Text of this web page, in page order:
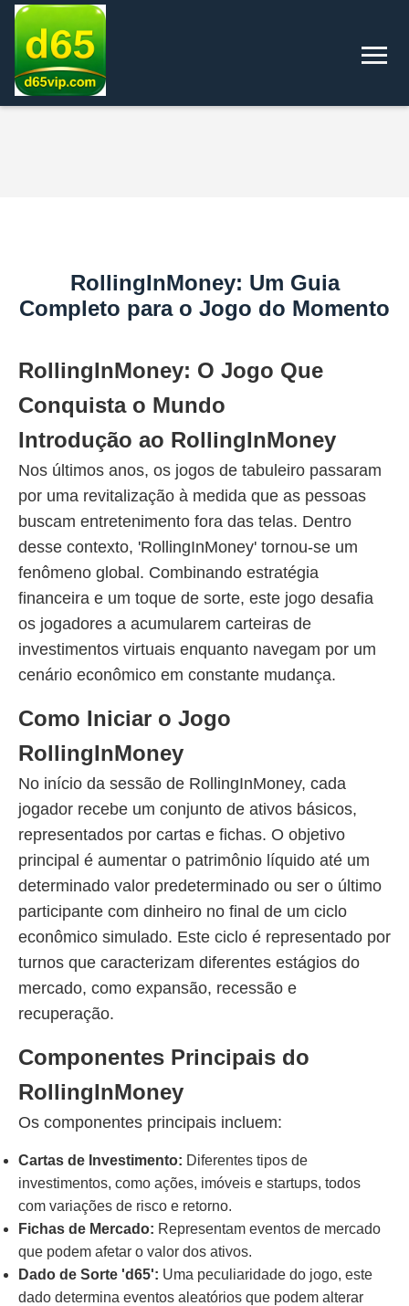
RollingInMoney: Um Guia
Completo para o Jogo do Momento
RollingInMoney: O Jogo Que
Conquista o Mundo
Introdução ao RollingInMoney
Nos últimos anos, os jogos de tabuleiro passaram
por uma revitalização à medida que as pessoas
buscam entretenimento fora das telas. Dentro
desse contexto, 'RollingInMoney' tornou-se um
fenômeno global. Combinando estratégia
financeira e um toque de sorte, este jogo desafia
os jogadores a acumularem carteiras de
investimentos virtuais enquanto navegam por um
cenário econômico em constante mudança.
Como Iniciar o Jogo
RollingInMoney
No início da sessão de RollingInMoney, cada
jogador recebe um conjunto de ativos básicos,
representados por cartas e fichas. O objetivo
principal é aumentar o patrimônio líquido até um
determinado valor predeterminado ou ser o último
participante com dinheiro no final de um ciclo
econômico simulado. Este ciclo é representado por
turnos que caracterizam diferentes estágios do
mercado, como expansão, recessão e
recuperação.
Componentes Principais do
RollingInMoney
Os componentes principais incluem:
Cartas de Investimento: Diferentes tipos de
investimentos, como ações, imóveis e startups, todos
com variações de risco e retorno.
Fichas de Mercado: Representam eventos de mercado
que podem afetar o valor dos ativos.
Dado de Sorte 'd65': Uma peculiaridade do jogo, este
dado determina eventos aleatórios que podem alterar